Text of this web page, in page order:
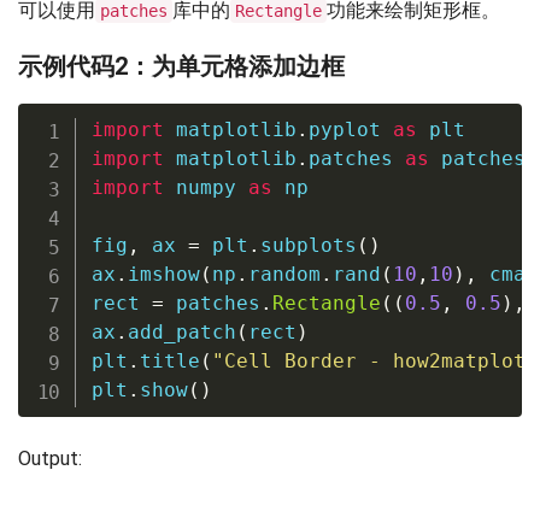
可以使用 patches 库中的 Rectangle 功能来绘制矩形框。
示例代码2：为单元格添加边框
import matplotlib . pyplot as
import matplotlib . patches as
import numpy as np
fig , ax = plt . subplots ( )
ax . imshow( np . random . rand ( 10 , 10 ) , cmap
rect = patches . Rectangle ( ( 0.5 , 0.5 ) ,
ax . add_patch ( rect )
plt . title ( "Cell Border -
plt . show( )
Output: